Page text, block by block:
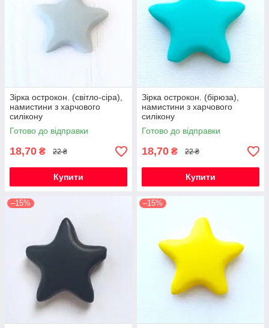
Зірка острокон. (світло-сіра),
намистини з харчового
силікону
Готово до відправки
18,70 ₴ 22 ₴
Купити
Зірка острокон. (бірюза),
намистини з харчового
силікону
Готово до відправки
18,70 ₴ 22 ₴
Купити
–15% –15%